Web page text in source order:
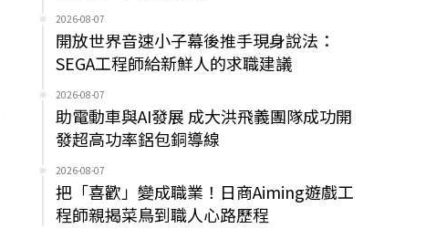
2026-08-07
開放世界音速小子幕後推手現身說法：
SEGA工程師給新鮮人的求職建議
2026-08-07
助電動車與AI發展 成大洪飛義團隊成功開
發超高功率鋁包銅導線
2026-08-07
把「喜歡」變成職業！日商Aiming遊戲工
程師親揭菜鳥到職人心路歷程